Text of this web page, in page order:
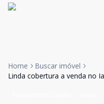
Home
Buscar imóvel
Linda cobertura a venda no